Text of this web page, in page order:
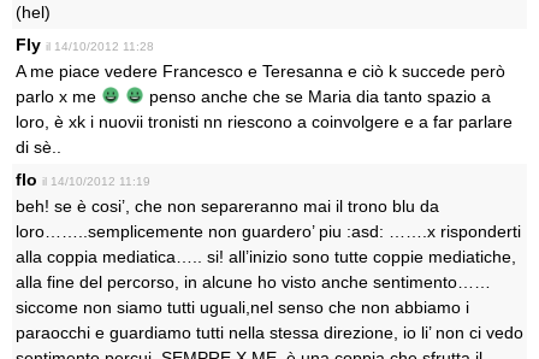
(hel)
Fly il 14/10/2012 11:28
A me piace vedere Francesco e Teresanna e ciò k succede però
parlo x me
penso anche che se Maria dia tanto spazio a
loro, è xk i nuovii tronisti nn riescono a coinvolgere e a far parlare
di sè..
flo il 14/10/2012 11:19
beh! se è cosi’, che non separeranno mai il trono blu da
loro……..semplicemente non guardero’ piu :asd: …….x risponderti
alla coppia mediatica….. si! all’inizio sono tutte coppie mediatiche,
alla fine del percorso, in alcune ho visto anche sentimento……
siccome non siamo tutti uguali,nel senso che non abbiamo i
paraocchi e guardiamo tutti nella stessa direzione, io li’ non ci vedo